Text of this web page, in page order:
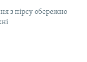
з пірсу обережно